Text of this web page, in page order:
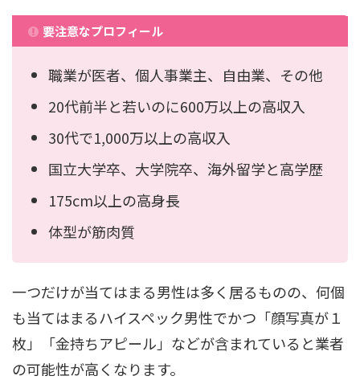
要注意なプロフィール
職業が医者、個人事業主、自由業、その他
20代前半と若いのに600万以上の高収入
30代で1,000万以上の高収入
国立大学卒、大学院卒、海外留学と高学歴
175cm以上の高身長
体型が筋肉質
一つだけが当てはまる男性は多く居るものの、何個
も当てはまるハイスペック男性でかつ「顔写真が１
枚」「金持ちアピール」などが含まれていると業者
の可能性が高くなります。